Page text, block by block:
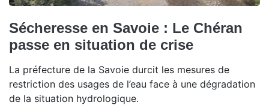
Sécheresse en Savoie : Le Chéran
passe en situation de crise
La préfecture de la Savoie durcit les mesures de
restriction des usages de l’eau face à une dégradation
de la situation hydrologique.